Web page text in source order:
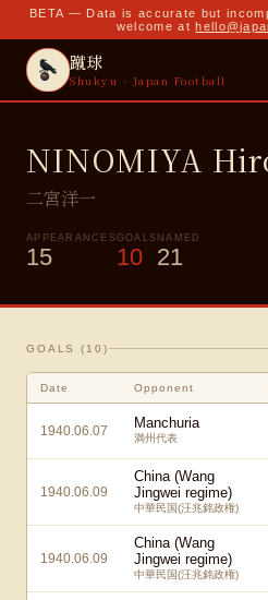
BETA — Data is accurate but
welcome at
蹴球
Shukyu · Japan Football
NINOMIYA
二宮洋一
APPEARANCES
15
GOALS
10
NAMED
21
GOALS ( 10 )
Date Opponent
1940.06.07 Manchuria
満州代表
1940.06.09
China (Wang
Jingwei regime)
中華民国(汪兆銘政権)
1940.06.09
China (Wang
Jingwei regime)
中華民国(汪兆銘政権)